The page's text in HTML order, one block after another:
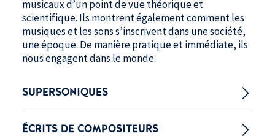
musicaux d’un point de vue théorique et
scientifique. Ils montrent également comment les
musiques et les sons s’inscrivent dans une société,
une époque. De manière pratique et immédiate, ils
nous engagent dans le monde.
SUPERSONIQUES
ÉCRITS DE COMPOSITEURS